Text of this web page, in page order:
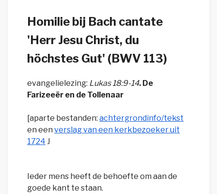
Homilie bij Bach cantate
'Herr Jesu Christ, du
höchstes Gut' (BWV 113)
evangelielezing: Lukas 18:9-14. De
Farizeeër en de Tollenaar
[aparte bestanden: achtergrondinfo/tekst
en een verslag van een kerkbezoeker uit
1724 J
Ieder mens heeft de behoefte om aan de
goede kant te staan.